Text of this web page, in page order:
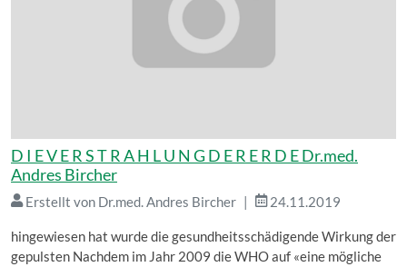
D I E V E R S T R A H L U N G D E R E R D E Dr.med.
Andres Bircher
Erstellt von Dr.med. Andres Bircher 24.11.2019
hingewiesen hat wurde die gesundheitsschädigende Wirkung der
gepulsten Nachdem im Jahr 2009 die WHO auf «eine mögliche